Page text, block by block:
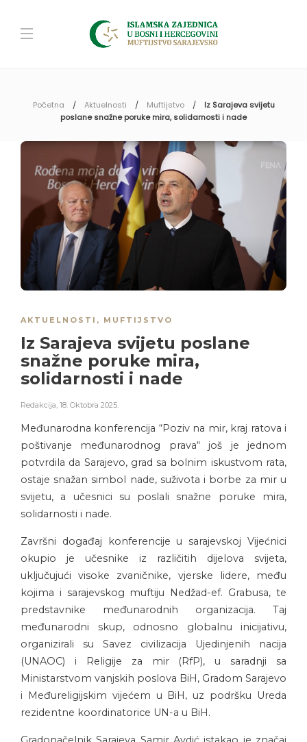
Početna Aktuelnosti Muftijstvo
Iz Sarajeva svijetu
poslane snažne poruke mira, solidarnosti i nade
AKTUELNOSTI , MUFTIJSTVO
Iz Sarajeva svijetu poslane
snažne poruke mira,
solidarnosti i nade
Redakcija 18. Oktobra 2025.
Međunarodna konferencija “Poziv na mir, kraj ratova i
poštivanje međunarodnog prava“ još je jednom
potvrdila da Sarajevo, grad sa bolnim iskustvom rata,
ostaje snažan simbol nade, suživota i borbe za mir u
svijetu, a učesnici su poslali snažne poruke mira,
solidarnosti i nade.
Završni događaj konferencije u sarajevskoj Vijećnici
okupio je učesnike iz različitih dijelova svijeta,
uključujući visoke zvaničnike, vjerske lidere, među
kojima i sarajevskog muftiju Nedžad-ef. Grabusa, te
predstavnike međunarodnih organizacija. Taj
međunarodni skup, odnosno globalnu inicijativu,
organizirali su Savez civilizacija Ujedinjenih nacija
(UNAOC) i Religije za mir (RfP), u saradnji sa
Ministarstvom vanjskih poslova BiH, Gradom Sarajevo
i Međureligijskim vijećem u BiH, uz podršku Ureda
rezidentne koordinatorice UN-a u BiH.